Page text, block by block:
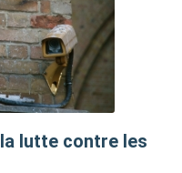
lutte contre les